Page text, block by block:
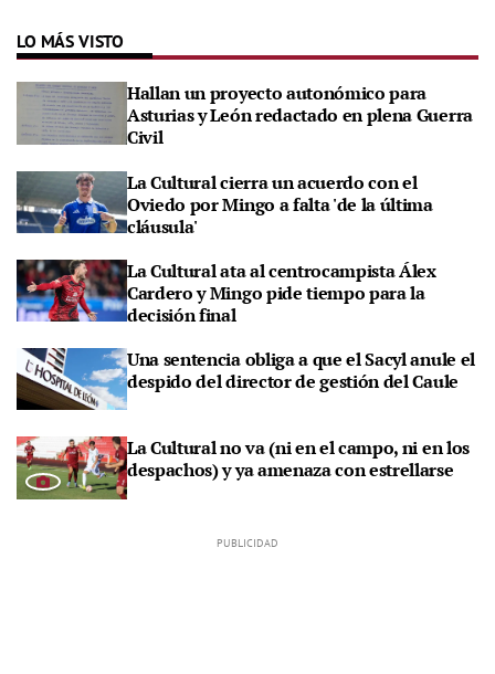
LO MÁS VISTO
Hallan un proyecto autonómico para
Asturias y León redactado en plena Guerra
Civil
La Cultural cierra un acuerdo con el
Oviedo por Mingo a falta 'de la última
cláusula'
La Cultural ata al centrocampista Álex
Cardero y Mingo pide tiempo para la
decisión final
Una sentencia obliga a que el Sacyl anule el
despido del director de gestión del Caule
La Cultural no va (ni en el campo, ni en los
despachos) y ya amenaza con estrellarse